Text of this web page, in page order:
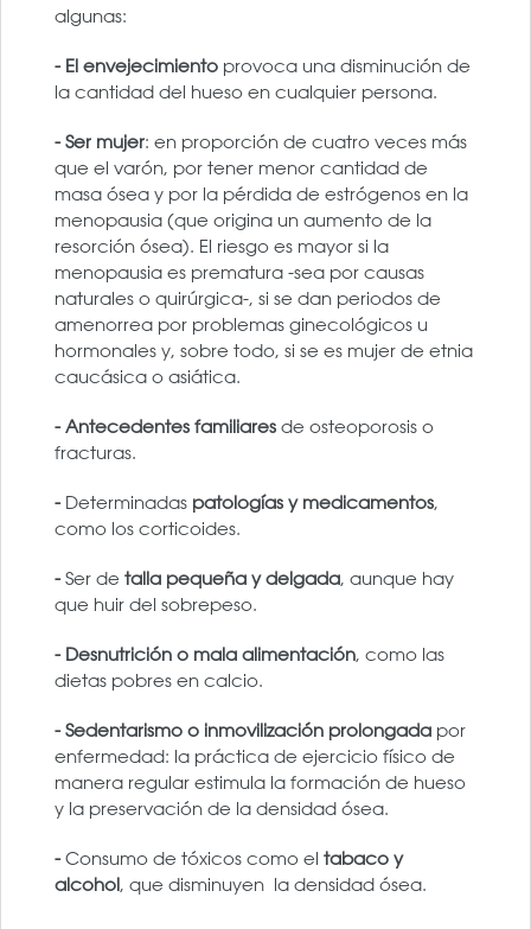
algunas:
- El envejecimiento provoca una disminución de
la cantidad del hueso en cualquier persona.
- Ser mujer: en proporción de cuatro veces más
que el varón, por tener menor cantidad de
masa ósea y por la pérdida de estrógenos en la
menopausia (que origina un aumento de la
resorción ósea). El riesgo es mayor si la
menopausia es prematura -sea por causas
naturales o quirúrgica-, si se dan periodos de
amenorrea por problemas ginecológicos u
hormonales y, sobre todo, si se es mujer de etnia
caucásica o asiática.
- Antecedentes familiares de osteoporosis o
fracturas.
-Determinadas patologías y medicamentos,
como los corticoides.
-Ser de talla pequeña y delgada, aunque hay
que huir del sobrepeso.
- Desnutrición o mala alimentación, como las
dietas pobres en calcio.
- Sedentarismo o inmovilización prolongada por
enfermedad: la práctica de ejercicio físico de
manera regular estimula la formación de hueso
y la preservación de la densidad ósea.
-Consumo de tóxicos como el tabaco y
alcohol, que disminuyen la densidad ósea.